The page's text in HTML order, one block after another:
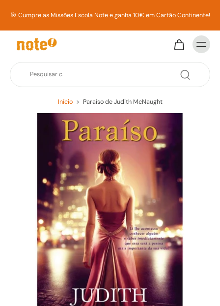
🎯 Cumpre as Missões Escola Note e ganha 10€ em Cartão Continente!
Início > Paraíso de Judith McNaught